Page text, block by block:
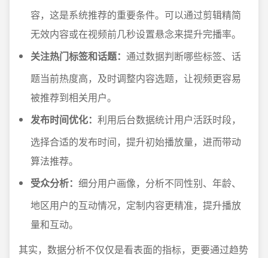
容，这是系统推荐的重要条件。可以通过剪辑精简
无效内容或在视频前几秒设置悬念来提升完播率。
关注热门标签和话题： 通过数据判断哪些标签、话
题当前热度高，及时调整内容选题，让视频更容易
被推荐到相关用户。
发布时间优化： 利用后台数据统计用户活跃时段，
选择合适的发布时间，提升初始播放量，进而带动
算法推荐。
受众分析： 细分用户画像，分析不同性别、年龄、
地区用户的互动情况，定制内容更精准，提升播放
量和互动。
其实，数据分析不仅仅是看表面的指标，更要通过趋势